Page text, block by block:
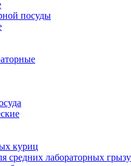
посуды
куриц
средних лабораторных